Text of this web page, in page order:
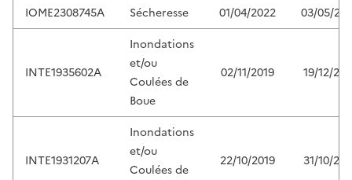
IOME2308745A
Sécheresse 01/04/2022 03/05/
INTE1935602A
Inondations
et/ou
Coulées de
Boue
02/11/2019 19/12/
INTE1931207A
Inondations
et/ou
Coulées de
22/10/2019 31/10/